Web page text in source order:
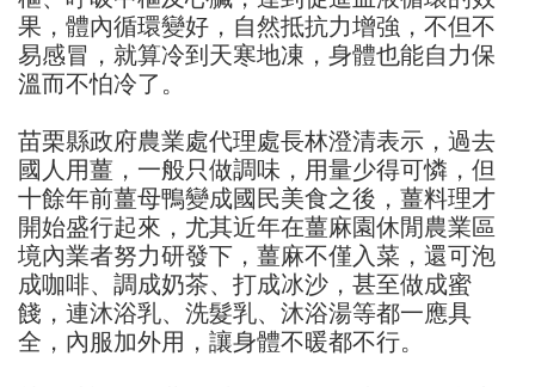
果，體內循環變好，自然抵抗力增強，不但不
易感冒，就算冷到天寒地凍，身體也能自力保
溫而不怕冷了。
苗栗縣政府農業處代理處長林澄清表示，過去
國人用薑，一般只做調味，用量少得可憐，但
十餘年前薑母鴨變成國民美食之後，薑料理才
開始盛行起來，尤其近年在薑麻園休閒農業區
境內業者努力研發下，薑麻不僅入菜，還可泡
成咖啡、調成奶茶、打成冰沙，甚至做成蜜
餞，連沐浴乳、洗髮乳、沐浴湯等都一應具
全，內服加外用，讓身體不暖都不行。